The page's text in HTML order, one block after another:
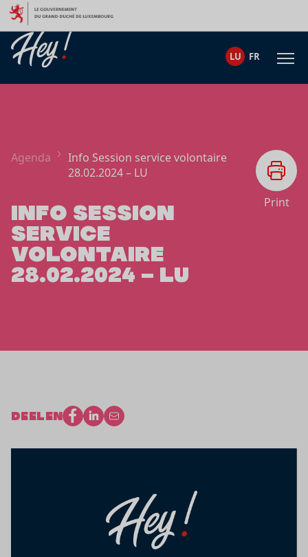
Skip to content
LU FR
Agenda
Info Session service volontaire
28.02.2024 – LU
INFO SESSION
SERVICE
VOLONTAIRE
28.02.2024 – LU
Print
DEELEN